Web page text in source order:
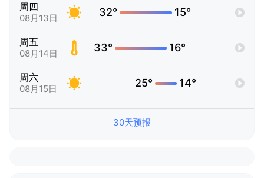
周四
08月13日 32° 15°
周五
08月14日 33° 16°
周六
08月15日 25° 14°
30天预报